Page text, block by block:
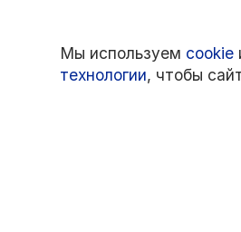
Мы используем cookie
технологии, чтобы